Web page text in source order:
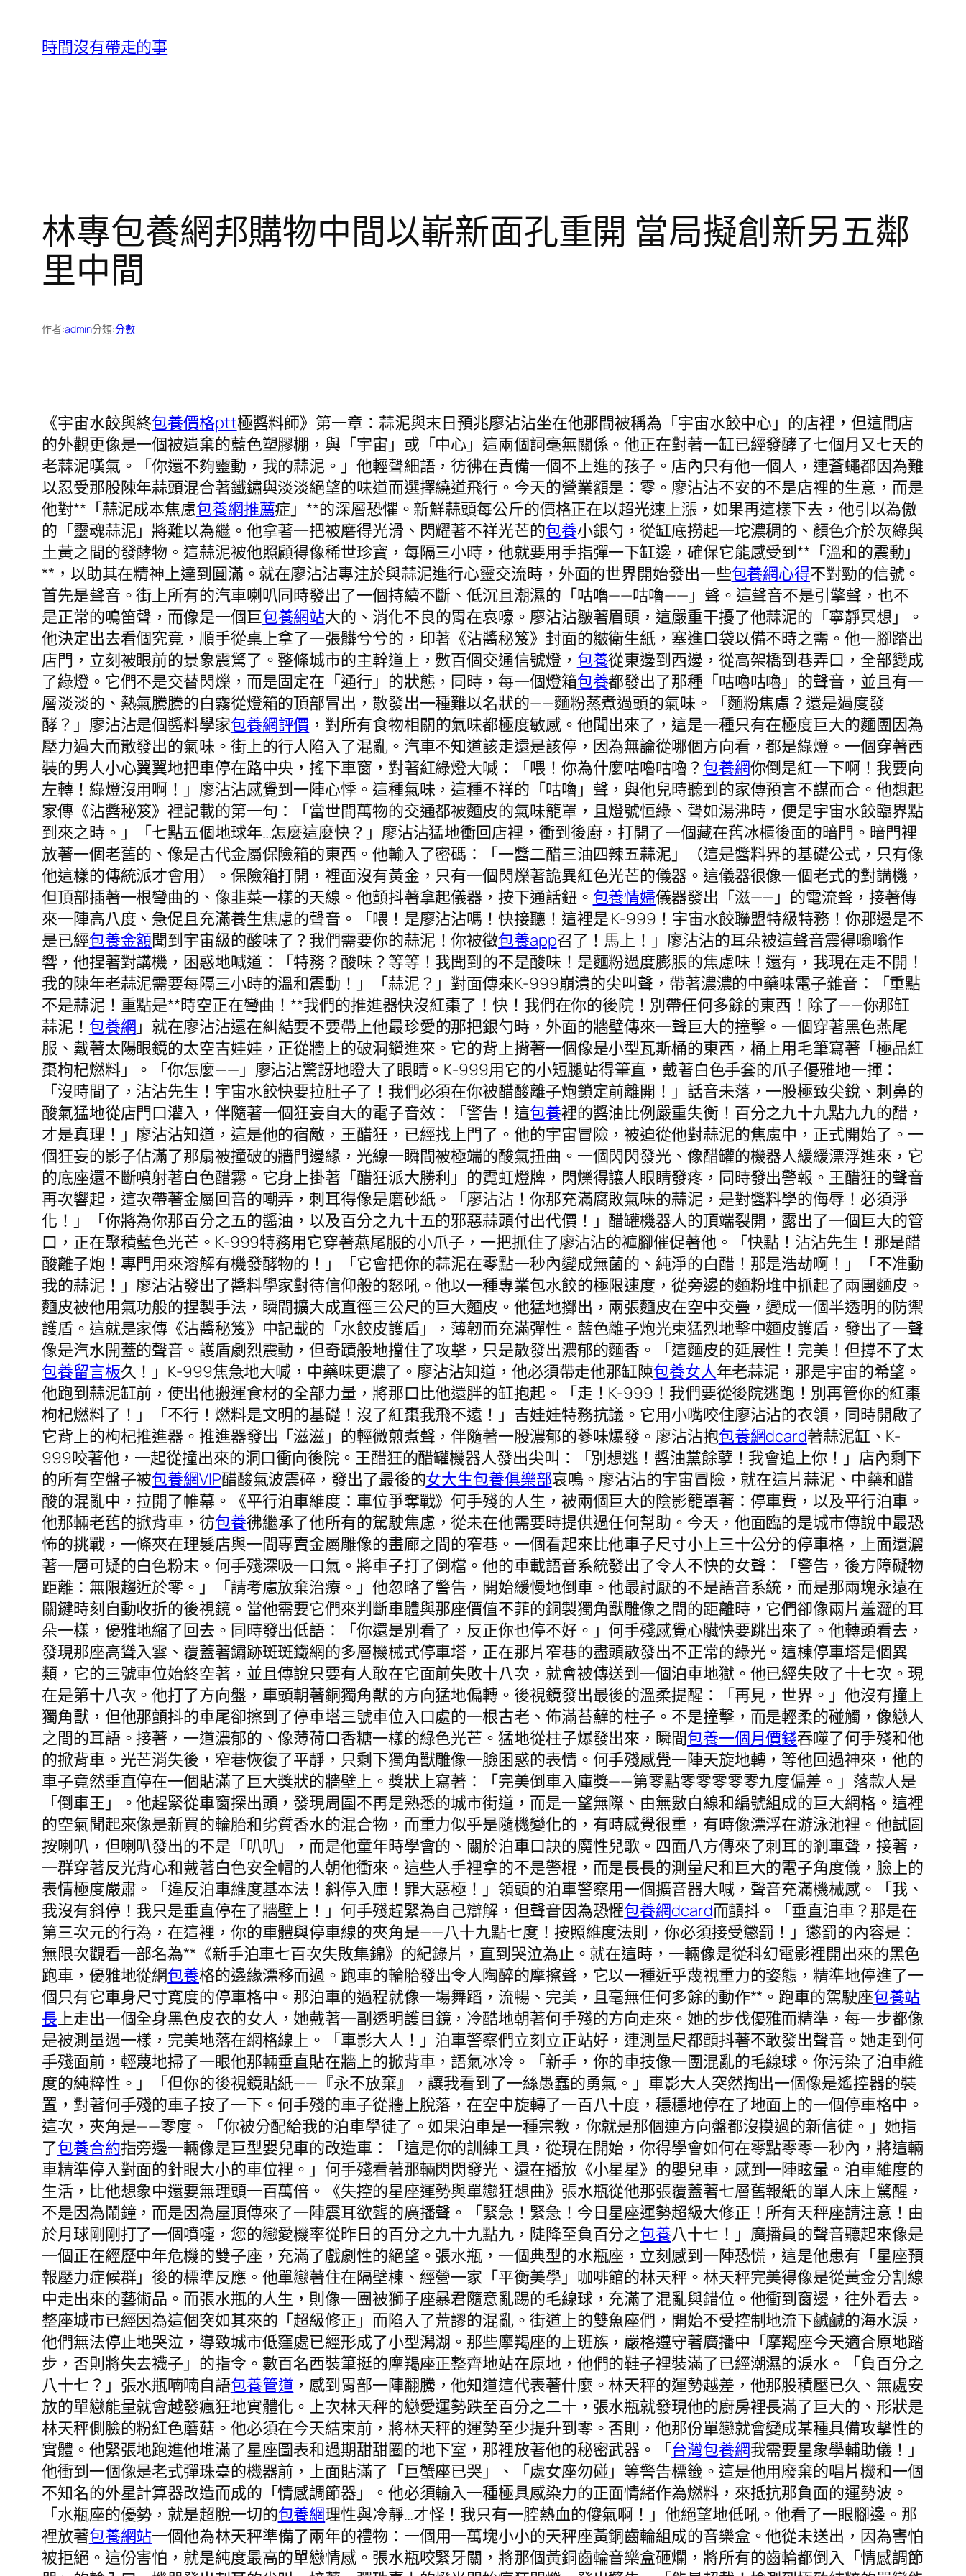
時間沒有帶走的事
林專包養網邦購物中間以嶄新面孔重開 當局擬創新另五鄰
里中間
作者:admin分類:分數
《宇宙水餃與終包養價格ptt極醬料師》第一章：蒜泥與末日預兆廖沾沾坐在他那間被稱為「宇宙水餃中心」的店裡，但這間店
的外觀更像是一個被遺棄的藍色塑膠棚，與「宇宙」或「中心」這兩個詞毫無關係。他正在對著一缸已經發酵了七個月又七天的
老蒜泥嘆氣。「你還不夠靈動，我的蒜泥。」他輕聲細語，彷彿在責備一個不上進的孩子。店內只有他一個人，連蒼蠅都因為難
以忍受那股陳年蒜頭混合著鐵鏽與淡淡絕望的味道而選擇繞道飛行。今天的營業額是：零。廖沾沾不安的不是店裡的生意，而是
他對**「蒜泥成本焦慮包養網推薦症」**的深層恐懼。新鮮蒜頭每公斤的價格正在以超光速上漲，如果再這樣下去，他引以為傲
的「靈魂蒜泥」將難以為繼。他拿著一把被磨得光滑、閃耀著不祥光芒的包養小銀勺，從缸底撈起一坨濃稠的、顏色介於灰綠與
土黃之間的發酵物。這蒜泥被他照顧得像稀世珍寶，每隔三小時，他就要用手指彈一下缸邊，確保它能感受到**「溫和的震動」
**，以助其在精神上達到圓滿。就在廖沾沾專注於與蒜泥進行心靈交流時，外面的世界開始發出一些包養網心得不對勁的信號。
首先是聲音。街上所有的汽車喇叭同時發出了一個持續不斷、低沉且潮濕的「咕嚕——咕嚕——」聲。這聲音不是引擎聲，也不
是正常的鳴笛聲，而像是一個巨包養網站大的、消化不良的胃在哀嚎。廖沾沾皺著眉頭，這嚴重干擾了他蒜泥的「寧靜冥想」。
他決定出去看個究竟，順手從桌上拿了一張髒兮兮的，印著《沾醬秘笈》封面的皺衛生紙，塞進口袋以備不時之需。他一腳踏出
店門，立刻被眼前的景象震驚了。整條城市的主幹道上，數百個交通信號燈， 包養從東邊到西邊，從高架橋到巷弄口，全部變成
了綠燈。它們不是交替閃爍，而是固定在「通行」的狀態，同時，每一個燈箱包養都發出了那種「咕嚕咕嚕」的聲音，並且有一
層淡淡的、熱氣騰騰的白霧從燈箱的頂部冒出，散發出一種難以名狀的——麵粉蒸煮過頭的氣味。「麵粉焦慮？還是過度發
酵？」廖沾沾是個醬料學家包養網評價 ，對所有食物相關的氣味都極度敏感。他聞出來了，這是一種只有在極度巨大的麵團因為
壓力過大而散發出的氣味。街上的行人陷入了混亂。汽車不知道該走還是該停，因為無論從哪個方向看，都是綠燈。一個穿著西
裝的男人小心翼翼地把車停在路中央，搖下車窗，對著紅綠燈大喊：「喂！你為什麼咕嚕咕嚕？ 包養網你倒是紅一下啊！我要向
左轉！綠燈沒用啊！」廖沾沾感覺到一陣心悸。這種氣味，這種不祥的「咕嚕」聲，與他兒時聽到的家傳預言不謀而合。他想起
家傳《沾醬秘笈》裡記載的第一句：「當世間萬物的交通都被麵皮的氣味籠罩，且燈號恒綠、聲如湯沸時，便是宇宙水餃臨界點
到來之時。」「七點五個地球年…怎麼這麼快？」廖沾沾猛地衝回店裡，衝到後廚，打開了一個藏在舊冰櫃後面的暗門。暗門裡
放著一個老舊的、像是古代金屬保險箱的東西。他輸入了密碼：「一醬二醋三油四辣五蒜泥」（這是醬料界的基礎公式，只有像
他這樣的傳統派才會用）。保險箱打開，裡面沒有黃金，只有一個閃爍著詭異紅色光芒的儀器。這儀器很像一個老式的對講機，
但頂部插著一根彎曲的、像韭菜一樣的天線。他顫抖著拿起儀器，按下通話鈕。 包養情婦儀器發出「滋——」的電流聲，接著傳
來一陣高八度、急促且充滿養生焦慮的聲音。「喂！是廖沾沾嗎！快接聽！這裡是 K-999！宇宙水餃聯盟特級特務！你那邊是不
是已經包養金額聞到宇宙級的酸味了？我們需要你的蒜泥！你被徵包養app召了！馬上！」廖沾沾的耳朵被這聲音震得嗡嗡作
響，他捏著對講機，困惑地喊道：「特務？酸味？等等！我聞到的不是酸味！是麵粉過度膨脹的焦慮味！還有，我現在走不開！
我的陳年老蒜泥需要每隔三小時的溫和震動！」「蒜泥？」對面傳來K-999崩潰的尖叫聲，帶著濃濃的中藥味電子雜音：「重點
不是蒜泥！重點是**時空正在彎曲！**我們的推進器快沒紅棗了！快！我們在你的後院！別帶任何多餘的東西！除了——你那缸
蒜泥！ 包養網 」就在廖沾沾還在糾結要不要帶上他最珍愛的那把銀勺時，外面的牆壁傳來一聲巨大的撞擊。一個穿著黑色燕尾
服、戴著太陽眼鏡的太空吉娃娃，正從牆上的破洞鑽進來。它的背上揹著一個像是小型瓦斯桶的東西，桶上用毛筆寫著「極品紅
棗枸杞燃料」。「你怎麼——」廖沾沾驚訝地瞪大了眼睛。K-999用它的小短腿站得筆直，戴著白色手套的爪子優雅地一揮：
「沒時間了，沾沾先生！宇宙水餃快要拉肚子了！我們必須在你被醋酸離子炮鎖定前離開！」話音未落，一股極致尖銳、刺鼻的
酸氣猛地從店門口灌入，伴隨著一個狂妄自大的電子音效：「警告！這包養裡的醬油比例嚴重失衡！百分之九十九點九九的醋，
才是真理！」廖沾沾知道，這是他的宿敵，王醋狂，已經找上門了。他的宇宙冒險，被迫從他對蒜泥的焦慮中，正式開始了。一
個狂妄的影子佔滿了那扇被撞破的牆門邊緣，光線一瞬間被極端的酸氣扭曲。一個閃閃發光、像醋罐的機器人緩緩漂浮進來，它
的底座還不斷噴射著白色醋霧。它身上掛著「醋狂派大勝利」的霓虹燈牌，閃爍得讓人眼睛發疼，同時發出警報。王醋狂的聲音
再次響起，這次帶著金屬回音的嘲弄，刺耳得像是磨砂紙。「廖沾沾！你那充滿腐敗氣味的蒜泥，是對醬料學的侮辱！必須淨
化！」「你將為你那百分之五的醬油，以及百分之九十五的邪惡蒜頭付出代價！」醋罐機器人的頂端裂開，露出了一個巨大的管
口，正在聚積藍色光芒。K-999特務用它穿著燕尾服的小爪子，一把抓住了廖沾沾的褲腳催促著他。「快點！沾沾先生！那是醋
酸離子炮！專門用來溶解有機發酵物的！」「它會把你的蒜泥在零點一秒內變成無菌的、純淨的白醋！那是浩劫啊！」「不准動
我的蒜泥！」廖沾沾發出了醬料學家對待信仰般的怒吼。他以一種專業包水餃的極限速度，從旁邊的麵粉堆中抓起了兩團麵皮。
麵皮被他用氣功般的捏製手法，瞬間擴大成直徑三公尺的巨大麵皮。他猛地擲出，兩張麵皮在空中交疊，變成一個半透明的防禦
護盾。這就是家傳《沾醬秘笈》中記載的「水餃皮護盾」，薄韌而充滿彈性。藍色離子炮光束猛烈地擊中麵皮護盾，發出了一聲
像是汽水開蓋的聲音。護盾劇烈震動，但奇蹟般地擋住了攻擊，只是散發出濃郁的麵香。「這麵皮的延展性！完美！但撐不了太
包養留言板久！」K-999焦急地大喊，中藥味更濃了。廖沾沾知道，他必須帶走他那缸陳包養女人年老蒜泥，那是宇宙的希望。
他跑到蒜泥缸前，使出他搬運食材的全部力量，將那口比他還胖的缸抱起。「走！K-999！我們要從後院逃跑！別再管你的紅棗
枸杞燃料了！」「不行！燃料是文明的基礎！沒了紅棗我飛不遠！」吉娃娃特務抗議。它用小嘴咬住廖沾沾的衣領，同時開啟了
它背上的枸杞推進器。推進器發出「滋滋」的輕微煎煮聲，伴隨著一股濃郁的蔘味爆發。廖沾沾抱包養網dcard著蒜泥缸、K-
999咬著他，一起從撞出來的洞口衝向後院。王醋狂的醋罐機器人發出尖叫：「別想逃！醬油黨餘孽！我會追上你！」店內剩下
的所有空盤子被包養網VIP醋酸氣波震碎，發出了最後的女大生包養俱樂部哀鳴。廖沾沾的宇宙冒險，就在這片蒜泥、中藥和醋
酸的混亂中，拉開了帷幕。《平行泊車維度：車位爭奪戰》何手殘的人生，被兩個巨大的陰影籠罩著：停車費，以及平行泊車。
他那輛老舊的掀背車，彷包養彿繼承了他所有的駕駛焦慮，從未在他需要時提供過任何幫助。今天，他面臨的是城市傳說中最恐
怖的挑戰，一條夾在理髮店與一間專賣金屬雕像的畫廊之間的窄巷。一個看起來比他車子尺寸小上三十公分的停車格，上面還灑
著一層可疑的白色粉末。何手殘深吸一口氣。將車子打了倒檔。他的車載語音系統發出了令人不快的女聲：「警告，後方障礙物
距離：無限趨近於零。」「請考慮放棄治療。」他忽略了警告，開始緩慢地倒車。他最討厭的不是語音系統，而是那兩塊永遠在
關鍵時刻自動收折的後視鏡。當他需要它們來判斷車體與那座價值不菲的銅製獨角獸雕像之間的距離時，它們卻像兩片羞澀的耳
朵一樣，優雅地縮了回去。同時發出低語：「你還是別看了，反正你也停不好。」何手殘感覺心臟快要跳出來了。他轉頭看去，
發現那座高聳入雲、覆蓋著鏽跡斑斑鐵網的多層機械式停車塔，正在那片窄巷的盡頭散發出不正常的綠光。這棟停車塔是個異
類，它的三號車位始終空著，並且傳說只要有人敢在它面前失敗十八次，就會被傳送到一個泊車地獄。他已經失敗了十七次。現
在是第十八次。他打了方向盤，車頭朝著銅獨角獸的方向猛地偏轉。後視鏡發出最後的溫柔提醒：「再見，世界。」他沒有撞上
獨角獸，但他那顫抖的車尾卻擦到了停車塔三號車位入口處的一根古老、佈滿苔蘚的柱子。不是撞擊，而是輕柔的碰觸，像戀人
之間的耳語。接著，一道濃郁的、像薄荷口香糖一樣的綠色光芒。猛地從柱子爆發出來，瞬間包養一個月價錢吞噬了何手殘和他
的掀背車。光芒消失後，窄巷恢復了平靜，只剩下獨角獸雕像一臉困惑的表情。何手殘感覺一陣天旋地轉，等他回過神來，他的
車子竟然垂直停在一個貼滿了巨大獎狀的牆壁上。獎狀上寫著：「完美倒車入庫獎——第零點零零零零零九度偏差。」落款人是
「倒車王」。他趕緊從車窗探出頭，發現周圍不再是熟悉的城市街道，而是一望無際、由無數白線和編號組成的巨大網格。這裡
的空氣聞起來像是新買的輪胎和劣質香水的混合物，而重力似乎是隨機變化的，有時感覺很重，有時像漂浮在游泳池裡。他試圖
按喇叭，但喇叭發出的不是「叭叭」，而是他童年時學會的、關於泊車口訣的魔性兒歌。四面八方傳來了刺耳的剎車聲，接著，
一群穿著反光背心和戴著白色安全帽的人朝他衝來。這些人手裡拿的不是警棍，而是長長的測量尺和巨大的電子角度儀，臉上的
表情極度嚴肅。「違反泊車維度基本法！斜停入庫！罪大惡極！」領頭的泊車警察用一個擴音器大喊，聲音充滿機械感。「我、
我沒有斜停！我只是垂直停在了牆壁上！」何手殘趕緊為自己辯解，但聲音因為恐懼包養網dcard而顫抖。「垂直泊車？那是在
第三次元的行為，在這裡，你的車體與停車線的夾角是——八十九點七度！按照維度法則，你必須接受懲罰！」懲罰的內容是：
無限次觀看一部名為**《新手泊車七百次失敗集錦》的紀錄片，直到哭泣為止。就在這時，一輛像是從科幻電影裡開出來的黑色
跑車，優雅地從網包養格的邊緣漂移而過。跑車的輪胎發出令人陶醉的摩擦聲，它以一種近乎蔑視重力的姿態，精準地停進了一
個只有它車身尺寸寬度的停車格中。那泊車的過程就像一場舞蹈，流暢、完美，且毫無任何多餘的動作**。跑車的駕駛座包養站
長上走出一個全身黑色皮衣的女人，她戴著一副透明護目鏡，冷酷地朝著何手殘的方向走來。她的步伐優雅而精準，每一步都像
是被測量過一樣，完美地落在網格線上。「車影大人！」泊車警察們立刻立正站好，連測量尺都顫抖著不敢發出聲音。她走到何
手殘面前，輕蔑地掃了一眼他那輛垂直貼在牆上的掀背車，語氣冰冷。「新手，你的車技像一團混亂的毛線球。你污染了泊車維
度的純粹性。」「但你的後視鏡貼紙——『永不放棄』，讓我看到了一絲愚蠢的勇氣。」車影大人突然掏出一個像是遙控器的裝
置，對著何手殘的車子按了一下。何手殘的車子從牆上脫落，在空中旋轉了一百八十度，穩穩地停在了地面上的一個停車格中。
這次，夾角是——零度。「你被分配給我的泊車學徒了。如果泊車是一種宗教，你就是那個連方向盤都沒摸過的新信徒。」她指
了包養合約指旁邊一輛像是巨型嬰兒車的改造車：「這是你的訓練工具，從現在開始，你得學會如何在零點零零一秒內，將這輛
車精準停入對面的針眼大小的車位裡。」何手殘看著那輛閃閃發光、還在播放《小星星》的嬰兒車，感到一陣眩暈。泊車維度的
生活，比他想象中還要無理頭一百萬倍。《失控的星座運勢與單戀狂想曲》張水瓶從他那張覆蓋著七層舊報紙的單人床上驚醒，
不是因為鬧鐘，而是因為屋頂傳來了一陣震耳欲聾的廣播聲。「緊急！緊急！今日星座運勢超級大修正！所有天秤座請注意！由
於月球剛剛打了一個噴嚏，您的戀愛機率從昨日的百分之九十九點九，陡降至負百分之包養八十七！」廣播員的聲音聽起來像是
一個正在經歷中年危機的雙子座，充滿了戲劇性的絕望。張水瓶，一個典型的水瓶座，立刻感到一陣恐慌，這是他患有「星座預
報壓力症候群」後的標準反應。他單戀著住在隔壁棟、經營一家「平衡美學」咖啡館的林天秤。林天秤完美得像是從黃金分割線
中走出來的藝術品。而張水瓶的人生，則像一團被獅子座暴君隨意亂踢的毛線球，充滿了混亂與錯位。他衝到窗邊，往外看去。
整座城市已經因為這個突如其來的「超級修正」而陷入了荒謬的混亂。街道上的雙魚座們，開始不受控制地流下鹹鹹的海水淚，
他們無法停止地哭泣，導致城市低窪處已經形成了小型潟湖。那些摩羯座的上班族，嚴格遵守著廣播中「摩羯座今天適合原地踏
步，否則將失去襪子」的指令。數百名西裝筆挺的摩羯座正整齊地站在原地，他們的鞋子裡裝滿了已經潮濕的淚水。「負百分之
八十七？」張水瓶喃喃自語包養管道，感到胃部一陣翻騰，他知道這代表著什麼。林天秤的運勢越差，他那股積壓已久、無處安
放的單戀能量就會越發瘋狂地實體化。上次林天秤的戀愛運勢跌至百分之二十，張水瓶就發現他的廚房裡長滿了巨大的、形狀是
林天秤側臉的粉紅色蘑菇。他必須在今天結束前，將林天秤的運勢至少提升到零。否則，他那份單戀就會變成某種具備攻擊性的
實體。他緊張地跑進他堆滿了星座圖表和過期甜甜圈的地下室，那裡放著他的秘密武器。「台灣包養網我需要星象學輔助儀！」
他衝到一個像是老式彈珠臺的機器前，上面貼滿了「巨蟹座已哭」、「處女座勿碰」等警告標籤。這是他用廢棄的唱片機和一個
不知名的外星計算器改造而成的「情感調節器」。他必須輸入一種極具感染力的正面情緒作為燃料，來抵抗那負面的運勢波。
「水瓶座的優勢，就是超脫一切的包養網理性與冷靜…才怪！我只有一腔熱血的傻氣啊！」他絕望地低吼。他看了一眼腳邊。那
裡放著包養網站一個他為林天秤準備了兩年的禮物：一個用一萬塊小小的天秤座黃銅齒輪組成的音樂盒。他從未送出，因為害怕
被拒絕。這份害怕，就是純度最高的單戀情感。張水瓶咬緊牙關，將那個黃銅齒輪音樂盒砸爛，將所有的齒輪都倒入「情感調節